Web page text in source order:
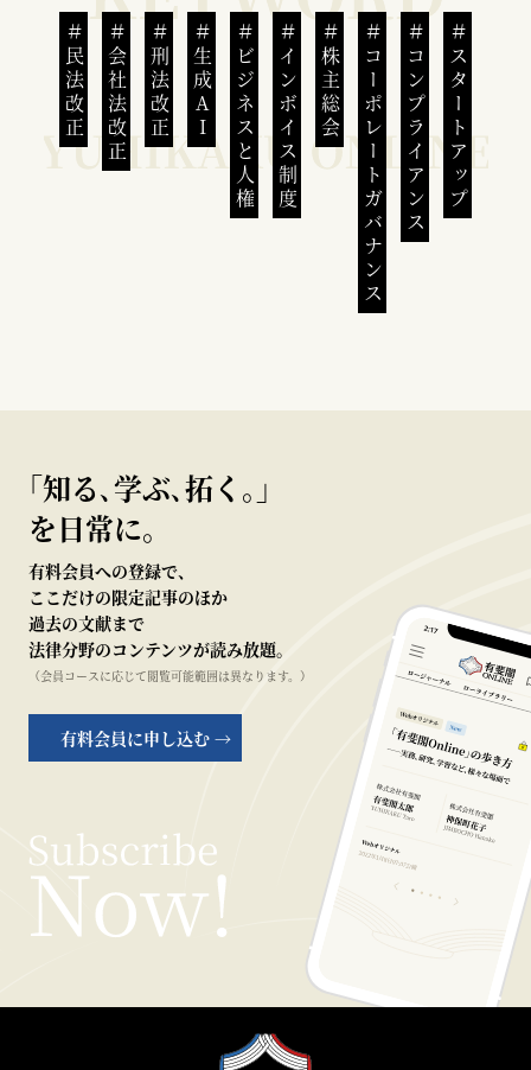
民法改正 会社法改正 刑法改正 生成AI ビジネスと人権インボイス制度 株主総会 コーポレートガバナンスコンプライアンススタートアップ
｢知る､学ぶ､拓く｡｣
を日常に。
有料会員への登録で、
ここだけの限定記事のほか
過去の文献まで
法律分野のコンテンツが読み放題。
（会員コースに応じて閲覧可能範囲は異なります。）
有料会員に申し込む →